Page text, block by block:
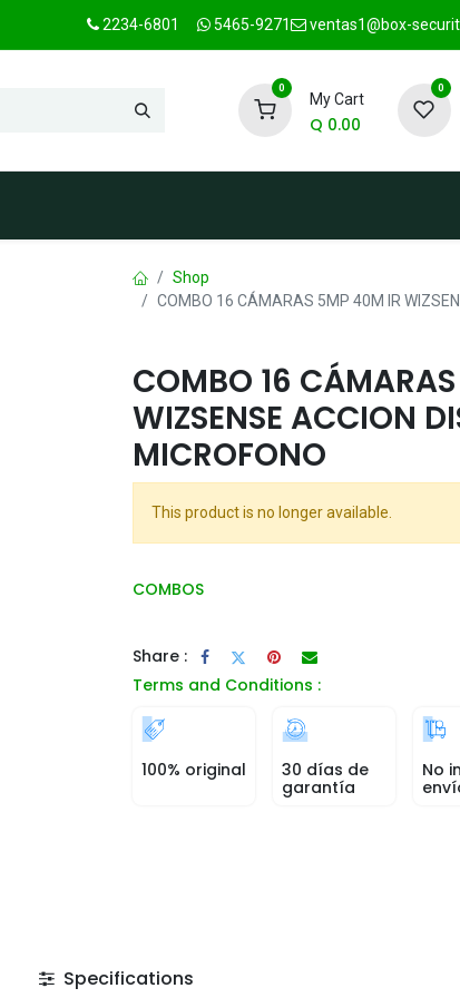
2234-6801 5465-9271 ventas1@box-
0
My Cart
Q 0.00
0
Shop
COMBO 16 CÁMARAS 5MP 40M IR
COMBO 16
WIZSENSE ACCION
MICROFONO
This product is no longer available.
COMBOS
Share :
Terms and Conditions :
100% original
30 días de
garantía
No
Specifications